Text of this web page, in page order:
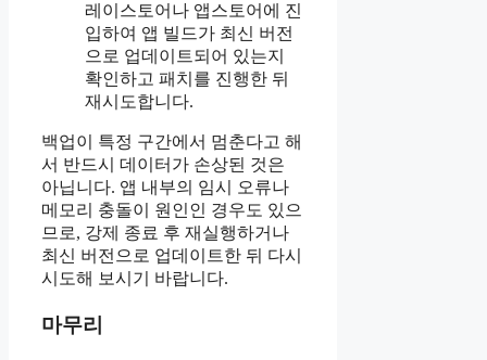
레이스토어나 앱스토어에 진
입하여 앱 빌드가 최신 버전
으로 업데이트되어 있는지
확인하고 패치를 진행한 뒤
재시도합니다.
백업이 특정 구간에서 멈춘다고 해
서 반드시 데이터가 손상된 것은
아닙니다. 앱 내부의 임시 오류나
메모리 충돌이 원인인 경우도 있으
므로, 강제 종료 후 재실행하거나
최신 버전으로 업데이트한 뒤 다시
시도해 보시기 바랍니다.
마무리